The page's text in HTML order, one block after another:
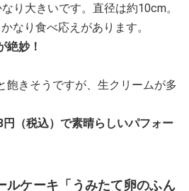
り大きいです。直径は約10cm。
なり食べ応えがあります。
絶妙！
飽きそうですが、生クリームが多
（税込）で素晴らしいパフォー
ルケーキ「うみたて卵のふん